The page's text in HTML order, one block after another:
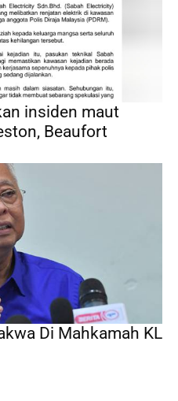
insiden maut
Beaufort
Di Mahkamah KL